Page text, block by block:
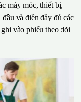
máy móc, thiết bị,
và điền đầy đủ các
vào phiếu theo dõi